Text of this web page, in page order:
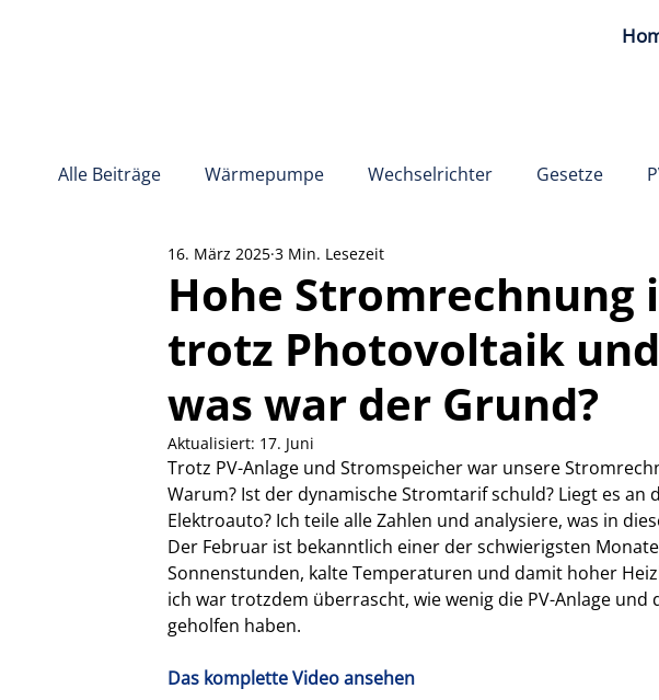
Alle Beiträge Wärmepumpe Wechselrichter Gesetze
Energiemanagement Stromkosten
Hohe Stromrechnung
trotz Photovoltaik
was war der Grund?
16. März 2025 3 Min. Lesezeit
Aktualisiert: 17. Juni
Trotz PV-Anlage und Stromspeicher war unsere
Warum? Ist der dynamische Stromtarif schuld? Liegt es
Elektroauto? Ich teile alle Zahlen und analysiere, was in
Der Februar ist bekanntlich einer der schwierigsten
Sonnenstunden, kalte Temperaturen und damit hoher
ich war trotzdem überrascht, wie wenig die PV-Anlage und
geholfen haben.
Das komplette Video ansehen